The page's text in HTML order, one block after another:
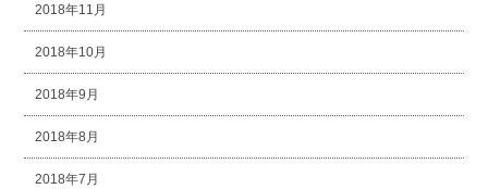
2018年11月
2018年10月
2018年9月
2018年8月
2018年7月